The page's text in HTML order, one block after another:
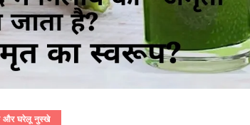
और घरेलू नुस्खे